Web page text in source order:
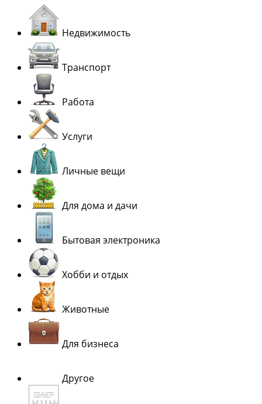
Недвижимость
Транспорт
Работа
Услуги
Личные вещи
Для дома и дачи
Бытовая электроника
Хобби и отдых
Животные
Для бизнеса
Другое